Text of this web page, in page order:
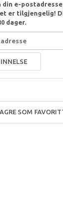
din e-
er tilgjengelig!
dager.
SOM